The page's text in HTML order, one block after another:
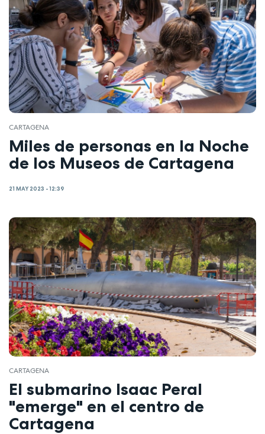
CARTAGENA
Miles de personas en la Noche
de los Museos de Cartagena
21 MAY 2023 - 12:39
CARTAGENA
El submarino Isaac Peral
"emerge" en el centro de
Cartagena